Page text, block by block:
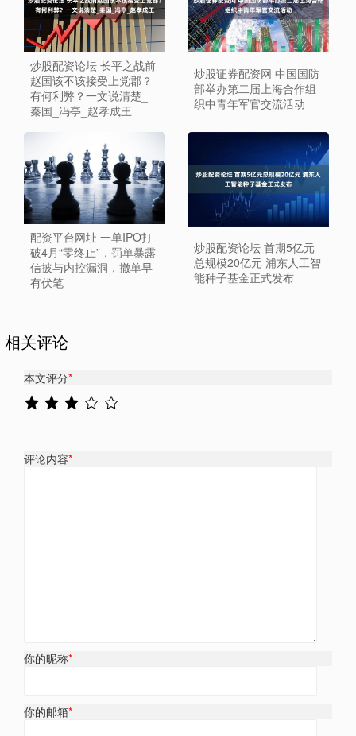
炒股配资论坛 长平之战前
赵国该不该接受上党郡？
有何利弊？一文说清楚_
秦国_冯亭_赵孝成王
炒股证券配资网 中国国防
部举办第二届上海合作组
织中青年军官交流活动
配资平台网址 一单IPO打
破4月“零终止”，罚单暴露
信披与内控漏洞，撤单早
有伏笔
炒股配资论坛 首期5亿元
总规模20亿元 浦东人工智
能种子基金正式发布
相关评论
本文评分*
评论内容*
你的昵称*
你的邮箱*